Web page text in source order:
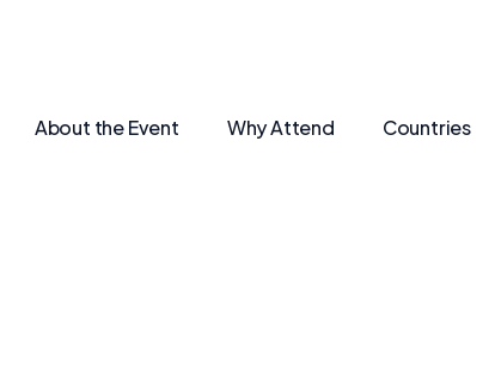
About the Event Why Attend Countries